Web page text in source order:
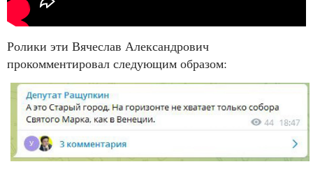
Ролики эти Вячеслав Александрович
прокомментировал следующим образом: